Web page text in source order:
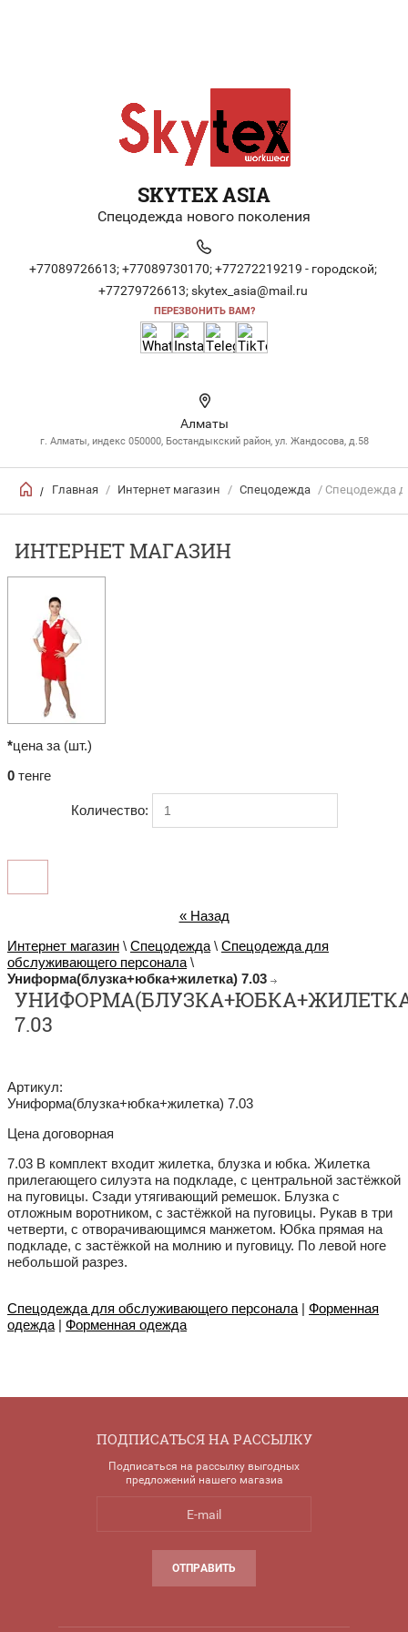
SKYTEX ASIA
Спецодежда нового поколения
+77089726613; +77089730170; +77272219219 - городской;
+77279726613; skytex_asia@mail.ru
ПЕРЕЗВОНИТЬ ВАМ?
Алматы
г. Алматы, индекс 050000, Бостандыкский район, ул. Жандосова, д.58
/ Главная / Интернет магазин / Спецодежда / Спецодежда
ИНТЕРНЕТ МАГАЗИН
*цена за (шт.)
0 тенге
Количество:
« Назад
Интернет магазин \ Спецодежда \ Спецодежда для
обслуживающего персонала \
Униформа(блузка+юбка+жилетка) 7.03
7.03
Артикул:
Униформа(блузка+юбка+жилетка) 7.03
Цена договорная
7.03 В комплект входит жилетка, блузка и юбка. Жилетка
прилегающего силуэта на подкладе, с центральной застёжкой
на пуговицы. Сзади утягивающий ремешок. Блузка с
отложным воротником, с застёжкой на пуговицы. Рукав в три
четверти, с отворачивающимся манжетом. Юбка прямая на
подкладе, с застёжкой на молнию и пуговицу. По левой ноге
небольшой разрез.
Спецодежда для обслуживающего персонала| Форменная
одежда| Форменная одежда
ПОДПИСАТЬСЯ НА РАССЫЛКУ
Подписаться на рассылку выгодных
предложений нашего магазиа
ОТПРАВИТЬ